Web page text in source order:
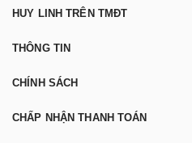
HUY LINH TRÊN TMĐT
THÔNG TIN
CHÍNH SÁCH
CHẤP NHẬN THANH TOÁN